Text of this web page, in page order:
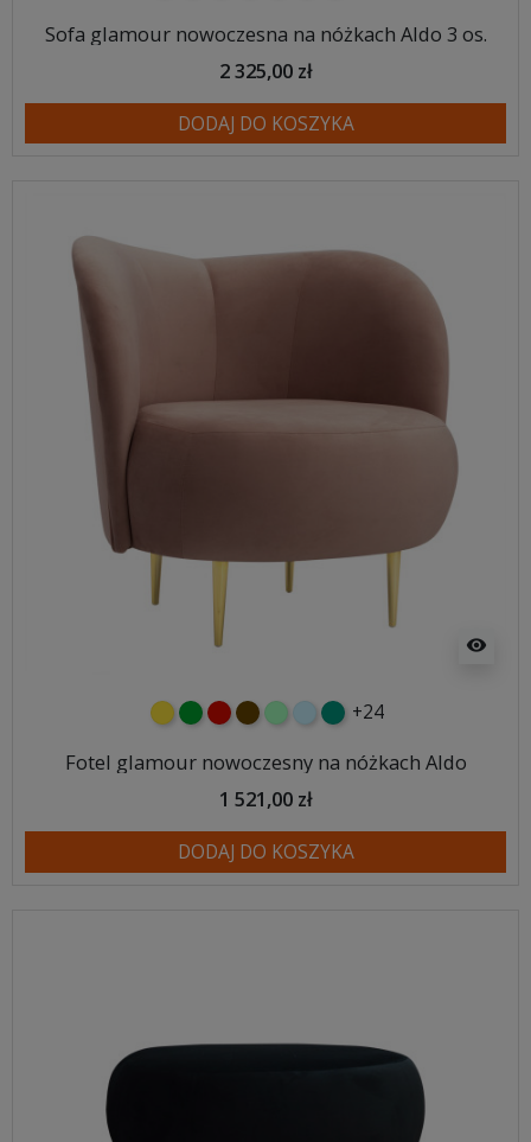
Sofa glamour nowoczesna na nóżkach Aldo 3 os.
2 325,00 zł
DODAJ DO KOSZYKA
visibility
żółtyzielonyczerwony
czekoladowy
miętowybłękitny
turkusowy
+24
Fotel glamour nowoczesny na nóżkach Aldo
1 521,00 zł
DODAJ DO KOSZYKA